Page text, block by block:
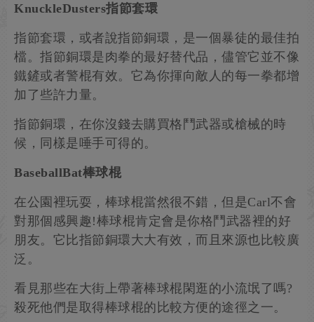
KnuckleDusters指節套環
指節套環，或者說指節銅環，是一個暴徒的最佳拍
檔。指節銅環是肉拳的最好替代品，儘管它並不像
鐵鏟或者警棍有效。它為你揮向敵人的每一拳都增
加了些許力量。
指節銅環，在你沒錢去購買格鬥武器或槍械的時
候，同樣是唾手可得的。
BaseballBat棒球棍
在公園裡玩耍，棒球棍當然很不錯，但是Carl不會
對那個感興趣!棒球棍肯定會是你格鬥武器裡的好
朋友。它比指節銅環大大有效，而且來源也比較廣
泛。
看見那些在大街上帶著棒球棍閑逛的小流氓了嗎?
殺死他們是取得棒球棍的比較方便的途徑之一。